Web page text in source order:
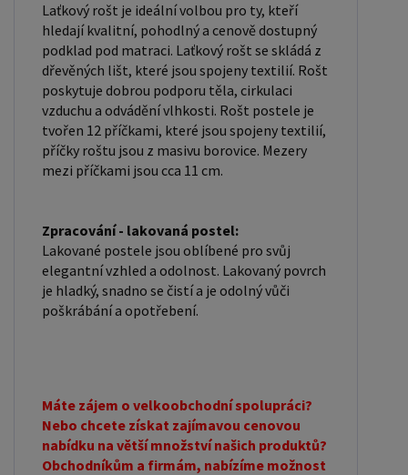
Laťkový rošt je ideální volbou pro ty, kteří
hledají kvalitní, pohodlný a cenově dostupný
podklad pod matraci. Laťkový rošt se skládá z
dřevěných lišt, které jsou spojeny textilií. Rošt
poskytuje dobrou podporu těla, cirkulaci
vzduchu a odvádění vlhkosti. Rošt postele je
tvořen 12 příčkami, které jsou spojeny textilií,
příčky roštu jsou z masivu borovice. Mezery
mezi příčkami jsou cca 11 cm.
Zpracování - lakovaná postel:
Lakované postele jsou oblíbené pro svůj
elegantní vzhled a odolnost. Lakovaný povrch
je hladký, snadno se čistí a je odolný vůči
poškrábání a opotřebení.
Máte zájem o velkoobchodní spolupráci?
Nebo chcete získat zajímavou cenovou
nabídku na větší množství našich produktů?
Obchodníkům a firmám, nabízíme možnost